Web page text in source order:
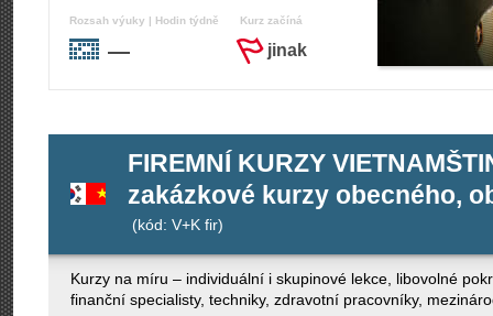
Rozsah výuky | Hodin týdně
—
Kurz začíná
jinak
FIREMNÍ KURZY
zakázkové kurzy obecného,
(kód: V+K fir)
Kurzy na míru – individuální i skupinové lekce, libovolné
finanční specialisty, techniky, zdravotní pracovníky,